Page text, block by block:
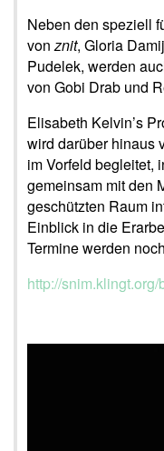
Neben den speziell
vonznit, Gloria
Pudelek, werden
von Gobi Drab und
Elisabeth Kelvin’s
wird darüber hinaus
im Vorfeld begleitet,
gemeinsam mit den
geschützten Raum
Einblick in die
Termine werden
http://snim.klingt.org/